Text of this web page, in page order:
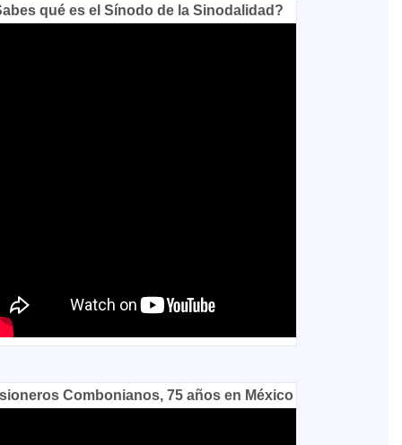
qué es el Sínodo de la Sinodalidad?
Combonianos, 75 años en México